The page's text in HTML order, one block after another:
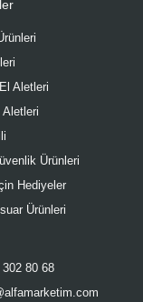
Aletleri
Ürünleri
Hediyeler
Ürünleri
302 80 68